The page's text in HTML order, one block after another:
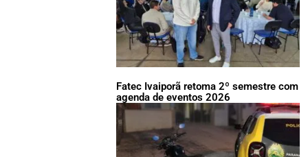
Fatec Ivaiporã retoma 2º semestre com
agenda de eventos 2026